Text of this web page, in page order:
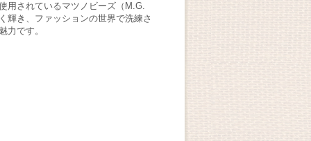
用されているマツノビーズ（M.G.
輝き、ファッションの世界で洗練さ
力です。